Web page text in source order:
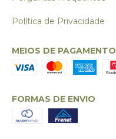
Política de Privacidade
MEIOS DE PAGAMENTO
FORMAS DE ENVIO